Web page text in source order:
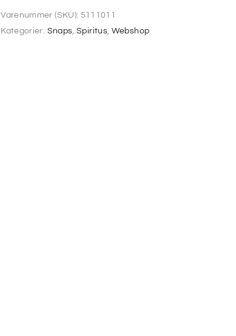
Varenummer (SKU): 5111011
Kategorier: Snaps,Spiritus, Webshop